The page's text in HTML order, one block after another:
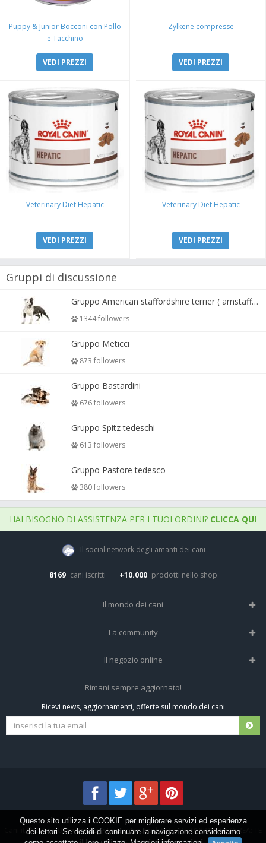
Puppy & Junior Bocconi con Pollo
e Tacchino
VEDI PREZZI
Zylkene compresse
VEDI PREZZI
Veterinary Diet Hepatic
VEDI PREZZI
Veterinary Diet Hepatic
VEDI PREZZI
Gruppi di discussione
Gruppo American staffordshire terrier ( amstaff, amastaff )
1344 followers
Gruppo Meticci
873 followers
Gruppo Bastardini
676 followers
Gruppo Spitz tedeschi
613 followers
Gruppo Pastore tedesco
380 followers
HAI BISOGNO DI ASSISTENZA PER I TUOI ORDINI? CLICCA QUI
Il social network degli amanti dei cani
8169 cani iscritti +10.000 prodotti nello shop
Il mondo dei cani
Tutte le razze
La community
Home
Tutti i cani iscritti
Il negozio online
Negozio per cani
Spedizioni e resi
Rimani sempre aggiornato!
Ricevi news, aggiornamenti, offerte sul mondo dei cani
Cani.it © 2013-2026 •Privacy•Frezza Network S.R.L. P.I. 01821400676 REA: TE
Questo sito utilizza i COOKIE per migliorare servizi ed esperienza
dei lettori. Se decidi di continuare la navigazione consideriamo